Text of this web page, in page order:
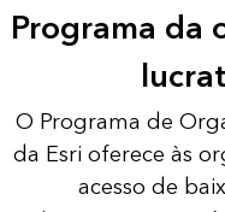
Programa da
O Programa de
da Esri oferece às
acesso de